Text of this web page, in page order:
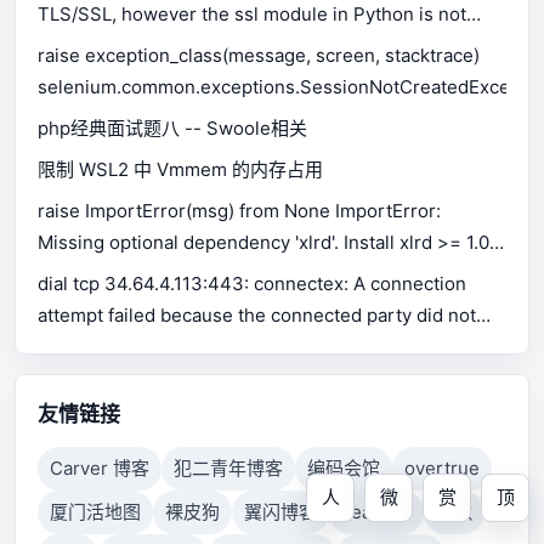
TLS/SSL, however the ssl module in Python is not
available.
raise exception_class(message, screen, stacktrace)
php经典面试题八 -- Swoole相关
限制 WSL2 中 Vmmem 的内存占用
raise ImportError(msg) from None ImportError:
Missing optional dependency 'xlrd'. Install xlrd >= 1.0.0
for Excel support Use pip or conda to install xlrd.
dial tcp 34.64.4.113:443: connectex: A connection
attempt failed because the connected party did not
connection failed because connected host has failed
to respond.
友情链接
Carver 博客 犯二青年博客 编码会馆
overtrue
厦门活地图
裸皮狗 翼闪博客 LearnKu
九歌
人 微 赏 顶